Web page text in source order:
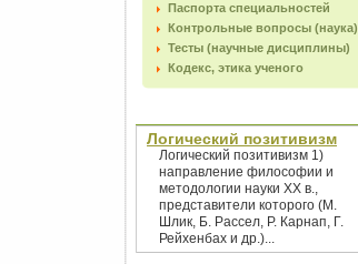
Паспорта специальностей
Контрольные вопросы (наука)
Тесты (научные дисциплины)
Кодекс, этика ученого
Логический позитивизм
Логический позитивизм 1)
направление философии и
методологии науки XX в.,
представители которого (М.
Шлик, Б. Рассел, Р. Карнап, Г.
Рейхенбах и др.)...